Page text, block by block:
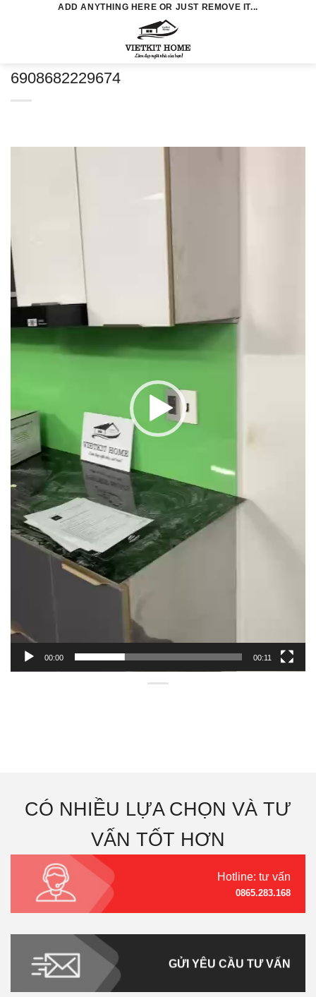
ADD ANYTHING HERE OR JUST REMOVE IT...
6908682229674
00:00 00:11
CÓ NHIỀU LỰA CHỌN VÀ TƯ
VẤN TỐT HƠN
Hotline: tư vấn
0865.283.168
GỬI YÊU CẦU TƯ VẤN